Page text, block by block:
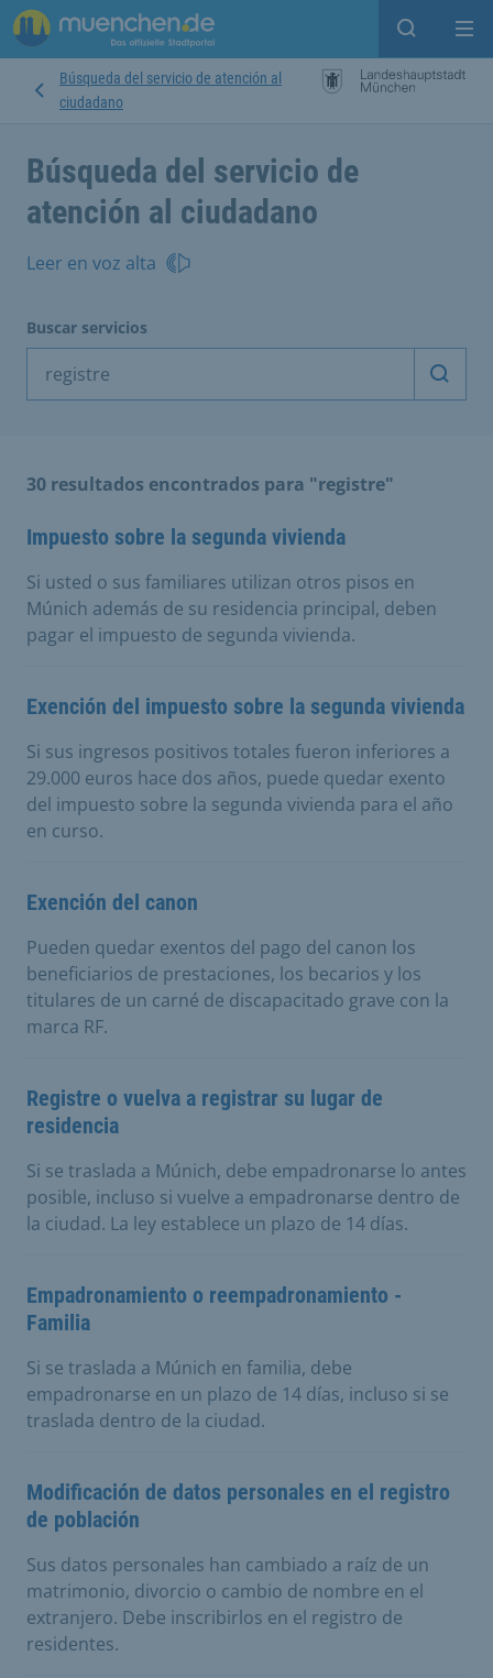
Open
Búsqueda del servicio de atención al
ciudadano
Búsqueda del servicio de
atención al ciudadano
Leer en voz alta
Buscar servicios
30 resultados encontrados para "registre"
Impuesto sobre la segunda vivienda
Si usted o sus familiares utilizan otros pisos en
Múnich además de su residencia principal, deben
pagar el impuesto de segunda vivienda.
Exención del impuesto sobre la segunda vivienda
Si sus ingresos positivos totales fueron inferiores a
29.000 euros hace dos años, puede quedar exento
del impuesto sobre la segunda vivienda para el año
en curso.
Exención del canon
Pueden quedar exentos del pago del canon los
beneficiarios de prestaciones, los becarios y los
titulares de un carné de discapacitado grave con la
marca RF.
Registre o vuelva a registrar su lugar de
residencia
Si se traslada a Múnich, debe empadronarse lo antes
posible, incluso si vuelve a empadronarse dentro de
la ciudad. La ley establece un plazo de 14 días.
Empadronamiento o reempadronamiento -
Familia
Si se traslada a Múnich en familia, debe
empadronarse en un plazo de 14 días, incluso si se
traslada dentro de la ciudad.
Modificación de datos personales en el registro
de población
Sus datos personales han cambiado a raíz de un
matrimonio, divorcio o cambio de nombre en el
extranjero. Debe inscribirlos en el registro de
residentes.